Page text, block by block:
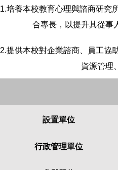
1.培養本校教育心理與諮商研究
合專長，以提升其從事
2.提供本校對企業諮商、員工協
資源管理
設置單位
行政管理單位